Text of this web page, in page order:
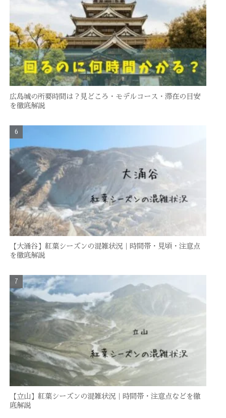
広島城の所要時間は？見どころ・モデルコース・滞在の目安
を徹底解説
【大涌谷】紅葉シーズンの混雑状況｜時間帯・見頃・注意点
を徹底解説
【立山】紅葉シーズンの混雑状況｜時間帯・注意点などを徹
底解説